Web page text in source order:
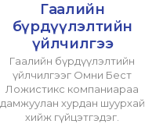
Гаалийн
бүрдүүлэлтийн
үйлчилгээ
Гаалийн бүрдүүлэлтийн
үйлчилгээг Омни Бест
Ложистикс компаниараа
дамжуулан хурдан шуурхай
хийж гүйцэтгэдэг.